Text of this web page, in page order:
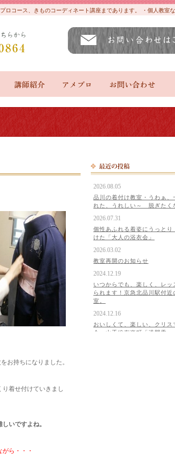
コース、きものコーディネート講座まであります。 ・個人教室
講師紹介 アメブロ お問い合わせ
お持ちになりました。
着せ付けていきまし
いですよね。
ら・・・
2026.08.05
品川の着付け教室・うわぁ、
れた、うれしい～ 脱ぎたく
2026.07.31
個性あふれる着姿にうっとり
けた「大人の浴衣会」
2026.03.02
教室再開のお知らせ
2024.12.19
いつからでも、楽しく、レッ
られます！京急北品川駅付近
室。
2024.12.16
おいしくて、楽しい、クリス
会、山手線有楽町「過門香」